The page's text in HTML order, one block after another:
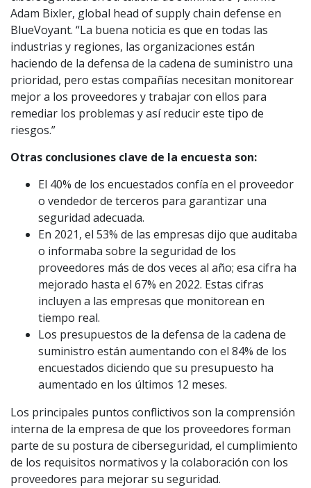
Adam Bixler, global head of supply chain defense en
BlueVoyant. “La buena noticia es que en todas las
industrias y regiones, las organizaciones están
haciendo de la defensa de la cadena de suministro una
prioridad, pero estas compañías necesitan monitorear
mejor a los proveedores y trabajar con ellos para
remediar los problemas y así reducir este tipo de
riesgos.”
Otras conclusiones clave de la encuesta son:
El 40% de los encuestados confía en el proveedor
o vendedor de terceros para garantizar una
seguridad adecuada.
En 2021, el 53% de las empresas dijo que auditaba
o informaba sobre la seguridad de los
proveedores más de dos veces al año; esa cifra ha
mejorado hasta el 67% en 2022. Estas cifras
incluyen a las empresas que monitorean en
tiempo real.
Los presupuestos de la defensa de la cadena de
suministro están aumentando con el 84% de los
encuestados diciendo que su presupuesto ha
aumentado en los últimos 12 meses.
Los principales puntos conflictivos son la comprensión
interna de la empresa de que los proveedores forman
parte de su postura de ciberseguridad, el cumplimiento
de los requisitos normativos y la colaboración con los
proveedores para mejorar su seguridad.